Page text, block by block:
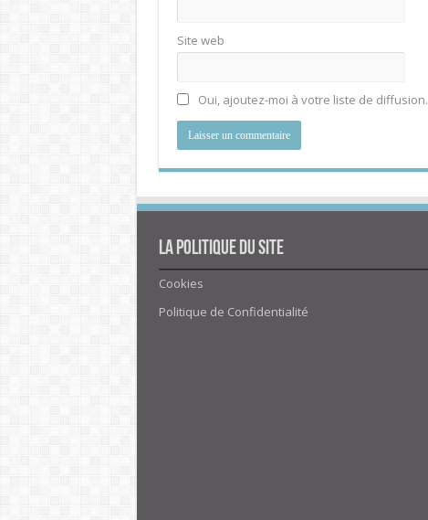
Site web
Oui, ajoutez-moi à votre liste de diffusion.
La politique du site
Cookies
Politique de Confidentialité